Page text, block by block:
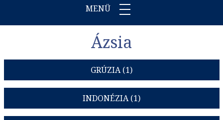
MENÜ
Ázsia
GRÚZIA (1)
INDONÉZIA (1)